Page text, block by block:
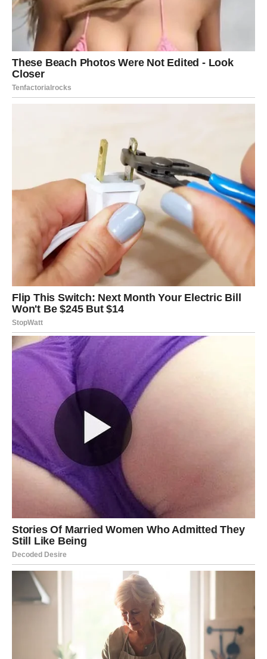
NA PRVOM VETRU
Bik je znak sigurnosti, ali prethodni period je mnoge
Bikove izbacio iz zone komfora. Bilo je nepredvidivih
troškova, emotivnih nesigurnosti, ljudi koji su obećavali
pa odustajali, situacija koje su vas terale da sumnjate u
ono što ste smatrali stabilnim.
volite da stvari rastu polako, ali sigurno.
A sada dolazi ono što ste čekali:stabilizacija. Novi ciklus
vam vraća osećaj da tlo ispod nogu ponovo postoji.
Finansije i sigurnost
Bik ulazi u fazu u kojoj se finansijski tokovi popravljaju.
Ne mora to biti velika suma odjednom, ali dolazi osećaj da
se može planirati, da se ne živi iz straha.
Moguća je isplata, nova prilika, dogovor, ili odluka koja
vam donosi dugoročno olakšanje.
Takođe, u ovom ciklusu Bik uči da je sigurnost i u tome da
zna kada da kaže “ne” troškovima, ljudima i obavezama
koje nisu njegove.
Ljubav i emocije
Bik u ljubavi traži vernost i mir. U ovom novom ciklusu,
odnos ili postaje stabilniji ili se završava bez drame.
Ako ste u vezi, dolazi period kada se vraća bliskost,
toplina i osećaj da možete da se oslonite na partnera.
Ako ste slobodni, u vaš život može ući osoba koja vam se
dopada ne zato što je “spektakularna”, već zato što je
. A to je za vas najlepša emocija.
Karmička lekcija Bika
Bik uči da stabilnost nije vezivanje iz straha, većizbor iz
ljubavi
Kada se zvezde smiluju Biku, one mu vraćaju mir – i
otvaraju vrata života u kome više ne morate da se borite
da biste sačuvali ono što imate.